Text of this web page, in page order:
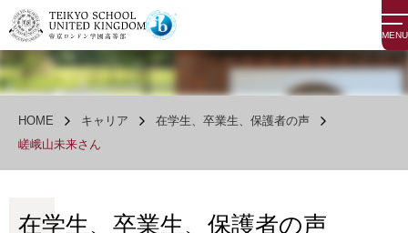
MENU
HOME キャリア
在学生、卒業生、保護者の声
嵯峨山未来さん
在学生、卒業生、保護者の声